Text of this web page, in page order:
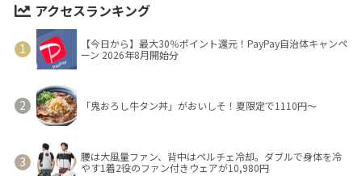
アクセスランキング
【今日から】最大30％ポイント還元！PayPay自治体キャンペ
ーン 2026年8月開始分
「鬼おろし牛タン丼」がおいしそ！夏限定で1110円～
腰は大風量ファン、背中はペルチェ冷却。ダブルで身体を冷
やす1着2役のファン付きウェアが10,980円